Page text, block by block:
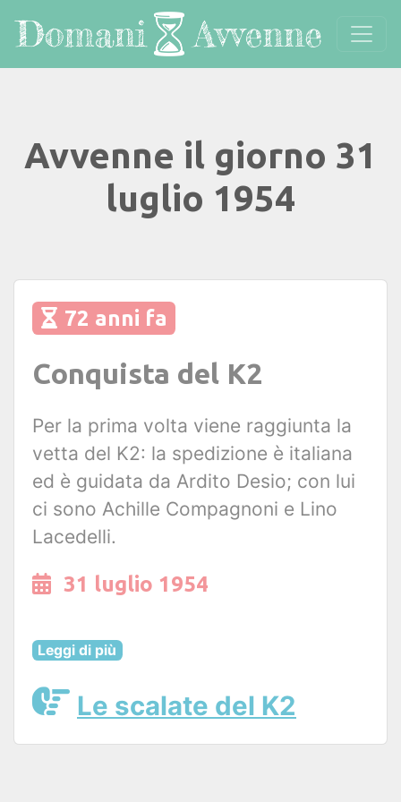
Avvenne il giorno 31
luglio 1954
72 anni fa
Conquista del K2
Per la prima volta viene raggiunta la
vetta del K2: la spedizione è italiana
ed è guidata da Ardito Desio; con lui
ci sono Achille Compagnoni e Lino
Lacedelli.
31 luglio 1954
Leggi di più
Le scalate del K2